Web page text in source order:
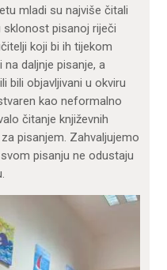
mladi su najviše čitali
sklonost pisanoj riječi
koji bi ih tijekom
daljnje pisanje, a
bili objavljivani u okviru
kao neformalno
čitanje književnih
pisanjem. Zahvaljujemo
pisanju ne odustaju